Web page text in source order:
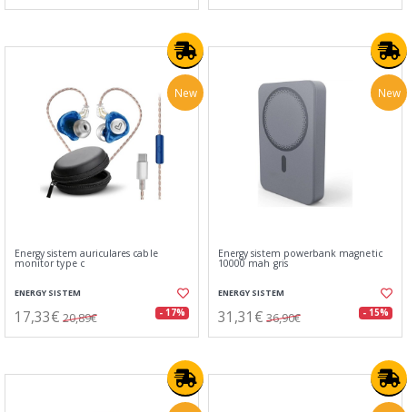
New
Energy sistem auriculares cable
monitor type c
ENERGY SISTEM
17,33€ 20,89€ - 17%
New
Energy sistem powerbank magnetic
10000 mah gris
ENERGY SISTEM
31,31€ 36,90€ - 15%